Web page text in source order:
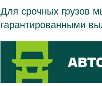
Для срочных грузов
гарантированными